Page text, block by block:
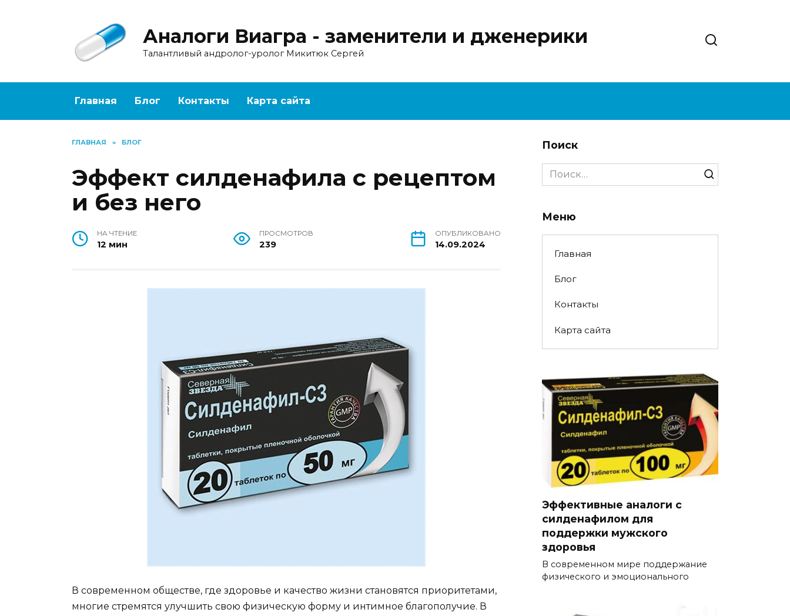
Аналоги Виагра - заменители и дженерики
Талантливый андролог-уролог Микитюк Сергей
Главная Блог Контакты Карта сайта
ГЛАВНАЯ » БЛОГ
Эффект силденафила с рецептом
и без него
НА ЧТЕНИЕ
12 мин
ПРОСМОТРОВ
239
ОПУБЛИКОВАНО
14.09.2024
В современном обществе, где здоровье и качество жизни становятся приоритетами,
многие стремятся улучшить свою физическую форму и интимное благополучие. В
Поиск
Search
for:
Меню
Главная
Блог
Контакты
Карта сайта
Эффективные аналоги с
силденафилом для
поддержки мужского
здоровья
В современном мире поддержание
физического и эмоционального